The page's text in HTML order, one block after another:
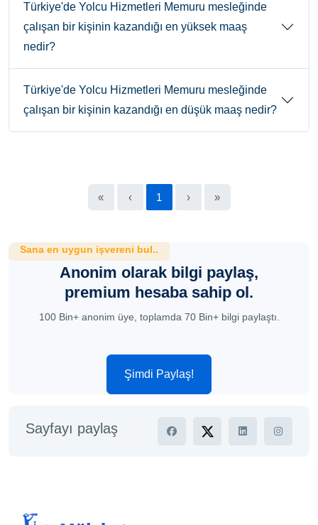
Türkiye'de Yolcu Hizmetleri Memuru mesleğinde
çalışan bir kişinin kazandığı en yüksek maaş
nedir?
Türkiye'de Yolcu Hizmetleri Memuru mesleğinde
çalışan bir kişinin kazandığı en düşük maaş nedir?
« ‹ 1 › »
Sana en uygun işvereni bul..
Anonim olarak bilgi paylaş,
premium hesaba sahip ol.
100 Bin+ anonim üye, toplamda 70 Bin+ bilgi paylaştı.
Şimdi Paylaş!
Sayfayı paylaş